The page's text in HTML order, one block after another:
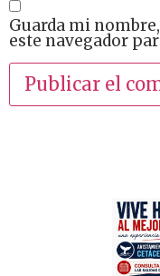
Guarda mi
este navegador